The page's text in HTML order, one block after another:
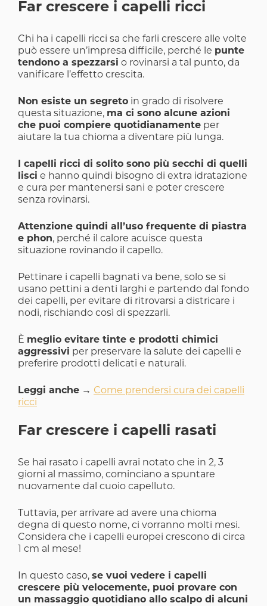
Far crescere i capelli ricci
Chi ha i capelli ricci sa che farli crescere alle volte
può essere un’impresa difficile, perché le punte
tendono a spezzarsi o rovinarsi a tal punto, da
vanificare l’effetto crescita.
Non esiste un segreto in grado di risolvere
questa situazione, ma ci sono alcune azioni
che puoi compiere quotidianamente per
aiutare la tua chioma a diventare più lunga.
I capelli ricci di solito sono più secchi di quelli
lisci e hanno quindi bisogno di extra idratazione
e cura per mantenersi sani e poter crescere
senza rovinarsi.
Attenzione quindi all’uso frequente di piastra
e phon, perché il calore acuisce questa
situazione rovinando il capello.
Pettinare i capelli bagnati va bene, solo se si
usano pettini a denti larghi e partendo dal fondo
dei capelli, per evitare di ritrovarsi a districare i
nodi, rischiando così di spezzarli.
È meglio evitare tinte e prodotti chimici
aggressivi per preservare la salute dei capelli e
preferire prodotti delicati e naturali.
Leggi anche → Come prendersi cura dei capelli
ricci
Far crescere i capelli rasati
Se hai rasato i capelli avrai notato che in 2, 3
giorni al massimo, cominciano a spuntare
nuovamente dal cuoio capelluto.
Tuttavia, per arrivare ad avere una chioma
degna di questo nome, ci vorranno molti mesi.
Considera che i capelli europei crescono di circa
1 cm al mese!
In questo caso, se vuoi vedere i capelli
crescere più velocemente, puoi provare con
un massaggio quotidiano allo scalpo di alcuni